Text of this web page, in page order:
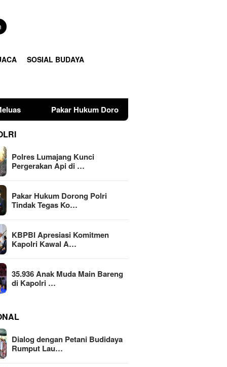
SOSIAL BUDAYA
Dorong Polri Tindak Tegas Konten Medsos yang
Polres Lumajang Kunci
Pergerakan Api di …
Pakar Hukum Dorong Polri
Tindak Tegas Ko…
KBPBI Apresiasi Komitmen
Kapolri Kawal A…
35.936 Anak Muda Main Bareng
di Kapolri …
Dialog dengan Petani Budidaya
Rumput Lau…